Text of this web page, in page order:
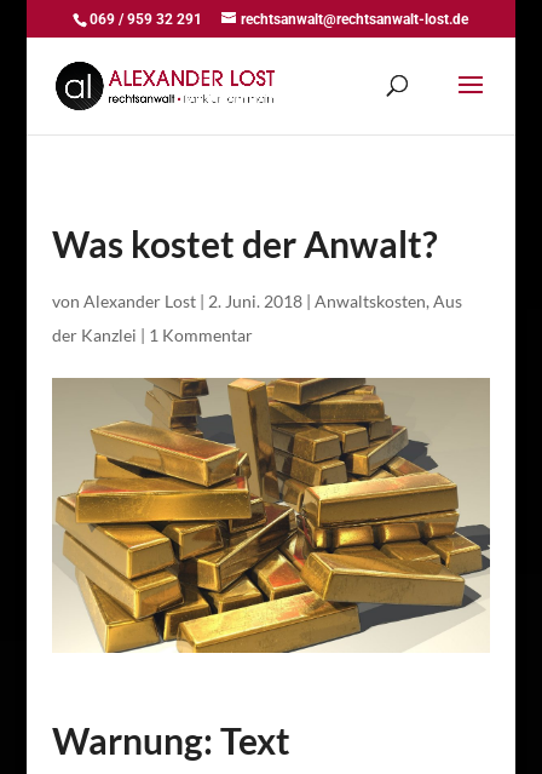
069 / 959 32 291 rechtsanwalt@rechtsanwalt-lost.de
Was kostet der Anwalt?
von Alexander Lost| 2. Juni. 2018| Anwaltskosten, Aus
der Kanzlei | 1 Kommentar
Warnung: Text